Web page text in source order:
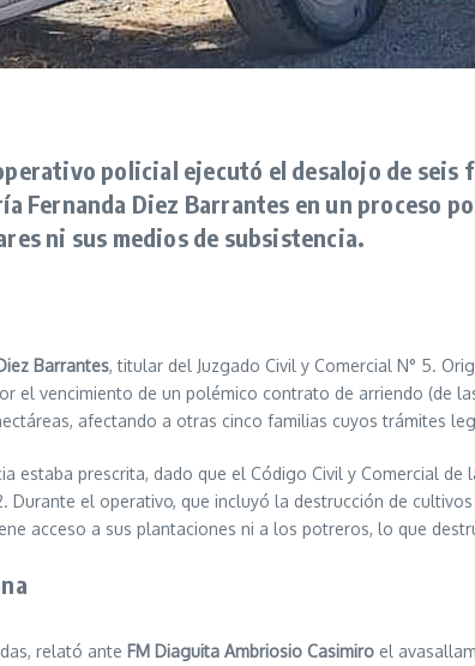
policial ejecutó el desalojo de
Fernanda Diez Barrantes en un proceso
ni sus medios de subsistencia.
Barrantes, titular del Juzgado Civil y Comercial N° 5.
el vencimiento de un polémico contrato de arriendo (de
afectando a otras cinco familias cuyos trámites
estaba prescrita, dado que el Código Civil y Comercial
el operativo, que incluyó la destrucción de
acceso a sus plantaciones ni a los potreros, lo que
relató ante FM Diaguita Ambriosio Casimiro el